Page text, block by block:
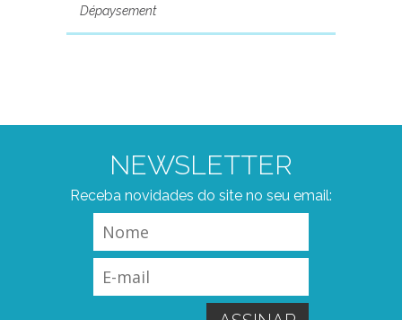
Dépaysement
NEWSLETTER
Receba novidades do site no seu email: